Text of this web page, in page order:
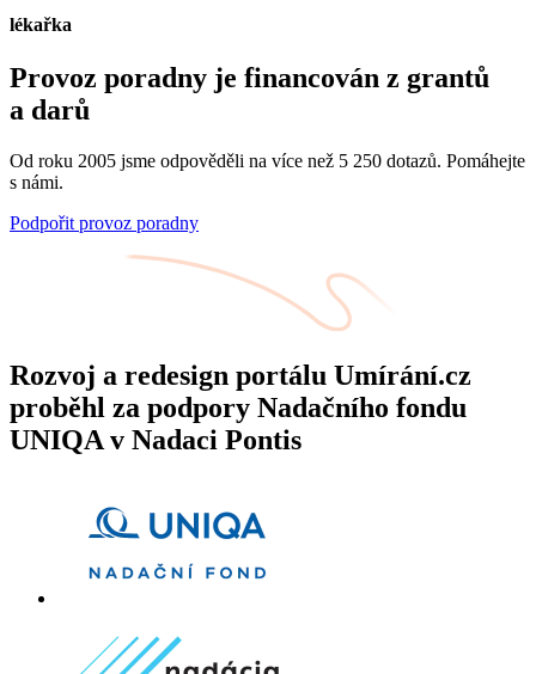
lékařka
Provoz poradny je financován z grantů
a darů
Od roku 2005 jsme odpověděli na více než 5 250 dotazů. Pomáhejte
s námi.
Podpořit provoz poradny
Rozvoj a redesign portálu Umírání.cz
proběhl za podpory Nadačního fondu
UNIQA v Nadaci Pontis